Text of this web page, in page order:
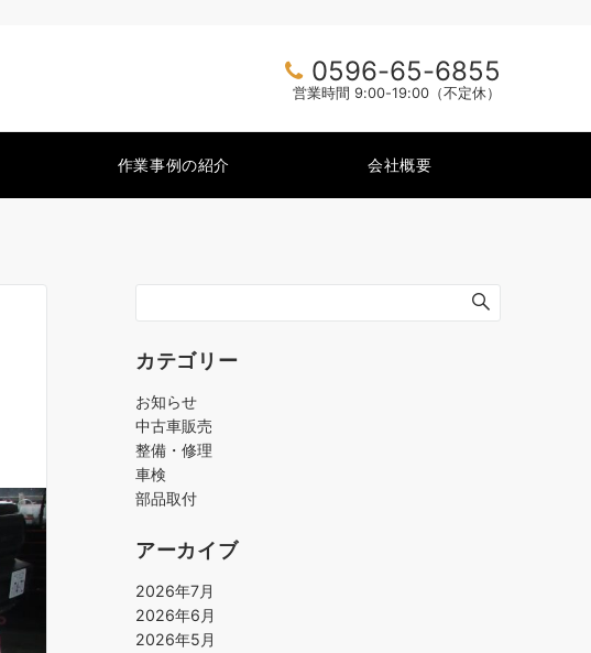
0596-65-6855
営業時間 9:00-19:00（不定休）
作業事例の紹介 会社概要
カテゴリー
お知らせ
中古車販売
整備・修理
車検
部品取付
アーカイブ
2026年7月
2026年6月
2026年5月